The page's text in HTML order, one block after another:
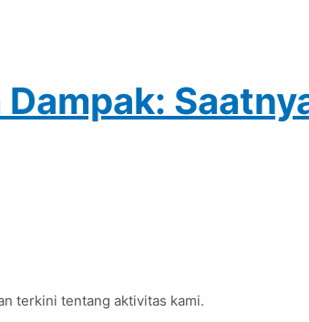
terkini tentang aktivitas kami.